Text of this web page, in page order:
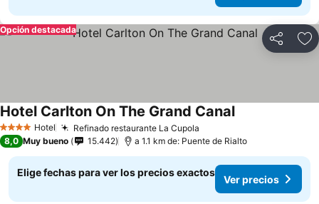
Compartir
Opción destacada
4 EstrellasHotel Refinado restaurante La Cupola
Hotel Carlton On The Grand Canal
8,0 Muy bueno 15.442 a 1.1 km de: Puente de Rialto
Elige fechas para ver los precios exactos
Ver precios